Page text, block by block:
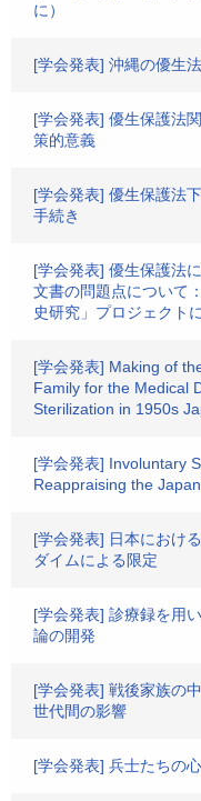
に）
[学会発表] 沖縄の優生
[学会発表] 優生保護法
策的意義
[学会発表] 優生保護法
手続き
[学会発表] 優生保護法
文書の問題点について
史研究」プロジェクト
[学会発表] Making of
Family for the Medical
Sterilization in 1950s
[学会発表] Involuntary
Reappraising the
[学会発表] 日本におけ
ダイムによる限定
[学会発表] 診療録を用
論の開発
[学会発表] 戦後家族の
世代間の影響
[学会発表] 兵士たちの